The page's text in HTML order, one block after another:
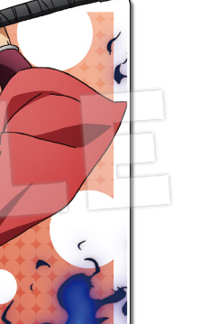
以上で送料無料
以上で送料無料
上で送料無料
以上で送料無料
棉花樂園專用